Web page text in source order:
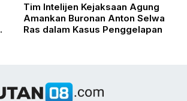
Tim Intelijen Kejaksaan Agung
Amankan Buronan Anton Selwa
Ras dalam Kasus Penggelapan